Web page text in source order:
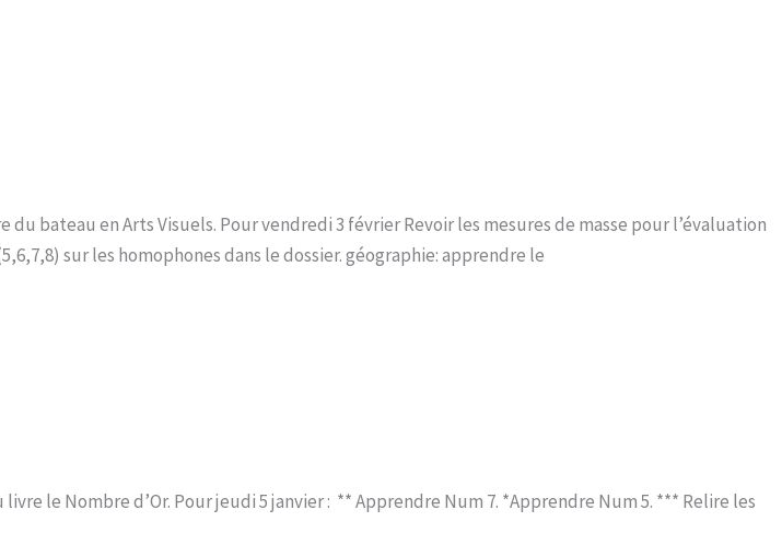
bateau en Arts Visuels. Pour vendredi 3 février Revoir les mesures de masse pour l’évaluation
sur les homophones dans le dossier. géographie: apprendre le
le Nombre d’Or. Pour jeudi 5 janvier : ** Apprendre Num 7. *Apprendre Num 5. *** Relire les